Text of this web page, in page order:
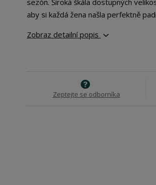
aby si každá žena našla perfektně
Zobraz detailní popis
Zeptejte se odborníka